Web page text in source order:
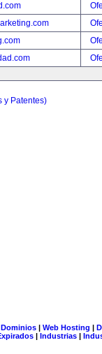
y Patentes)
| Web Hosting |
| Industrias |